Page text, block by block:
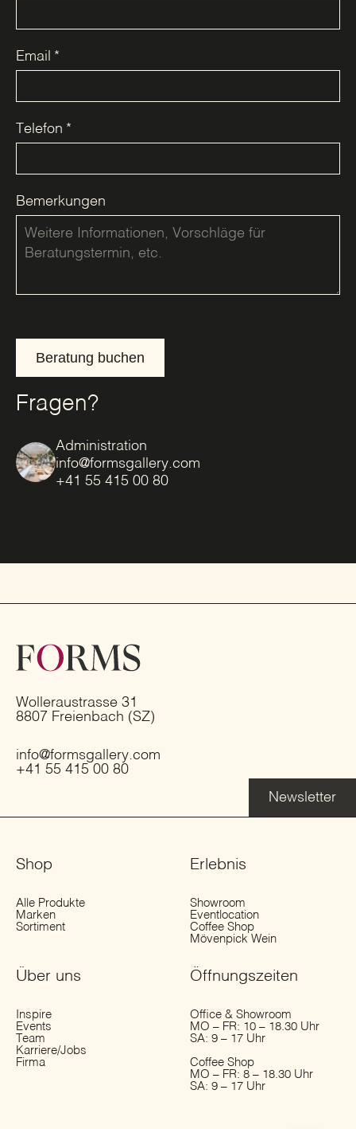
Email *
Telefon *
Bemerkungen
Beratung buchen
Fragen?
Administration
info@formsgallery.com
+41 55 415 00 80
Wolleraustrasse 31
8807 Freienbach (SZ)
info@formsgallery.com
+41 55 415 00 80
Newsletter
Shop
Alle Produkte
Marken
Sortiment
Erlebnis
Showroom
Eventlocation
Coffee Shop
Mövenpick Wein
Über uns
Inspire
Events
Team
Karriere/Jobs
Firma
Öffnungs­zeiten
Office & Showroom
MO – FR: 10 – 18.30 Uhr
SA: 9 – 17 Uhr
Coffee Shop
MO – FR: 8 – 18.30 Uhr
SA: 9 – 17 Uhr